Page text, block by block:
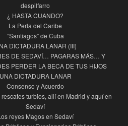
despilfarro
¿ HASTA CUANDO?
La Perla del Caribe
“Santiagos” de Cuba
DICTADURA LANAR (III)
DE SEDAVÍ… PAGARAS MÁS… Y
PERDER LA BECA DE TUS HIJOS
UNA DICTADURA LANAR
Consenso y Acuerdo
turbios, allí en Madrid y aquí en
Sedaví
reyes Magos en Sedaví